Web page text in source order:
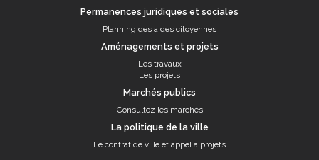
Permanences juridiques et sociales
Planning des aides citoyennes
Aménagements et projets
Les travaux
Les projets
Marchés publics
Consultez les marchés
La politique de la ville
Le contrat de ville et appel à projets